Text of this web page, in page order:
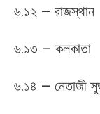
৬.১২ – রাজস্থান
৬.১৩ – কলকাতা
৬.১৪ – নেতাজী